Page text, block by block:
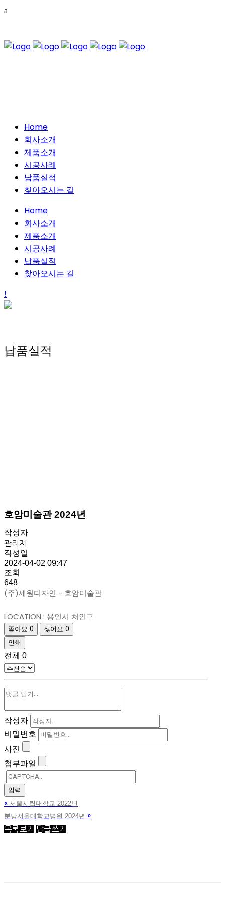
Home
회사소개
제품소개
시공사례
납품실적
찾아오시는 길
Home
회사소개
제품소개
시공사례
납품실적
찾아오시는 길
납품실적
호암미술관 2024년
작성자
관리자
작성일
2024-04-02 09:47
조회
648
(주)세원디자인 - 호암미술관
LOCATION : 용인시 처인구
좋아요 0 싫어요 0
인쇄
전체 0
작성자
비밀번호
사진
첨부파일
« 서울시립대학교 2022년
분당서울대학교병원 2024년 »
목록보기 답글쓰기